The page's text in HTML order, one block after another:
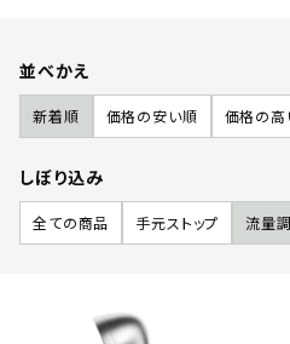
並べかえ
新着順 価格の安い順 価格の高
しぼり込み
全ての商品 手元ストップ 流量